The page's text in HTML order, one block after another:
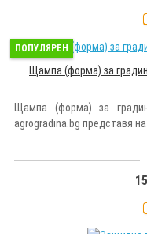
ПОПУЛЯРЕН
Щампа (форма) за
Щампа (форма) за
agrogradina.bg представя